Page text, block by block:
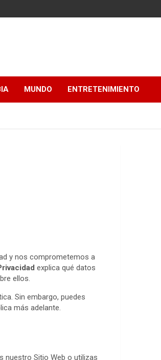
MUNDO ENTRETENIMIENTO
y nos comprometemos a
explica qué datos
ellos.
Sin embargo, puedes
más adelante.
nuestro Sitio Web o utilizas